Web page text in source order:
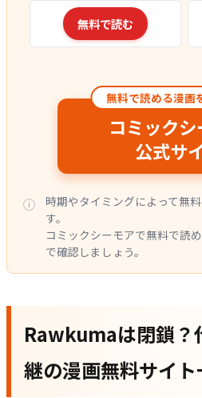
無料で読む
無料で読める漫画
コミック
公式サ
時期やタイミングによって無
す。
コミックシーモアで無料で読
で確認しましょう。
Rawkumaは閉鎖？
継の漫画無料サイ